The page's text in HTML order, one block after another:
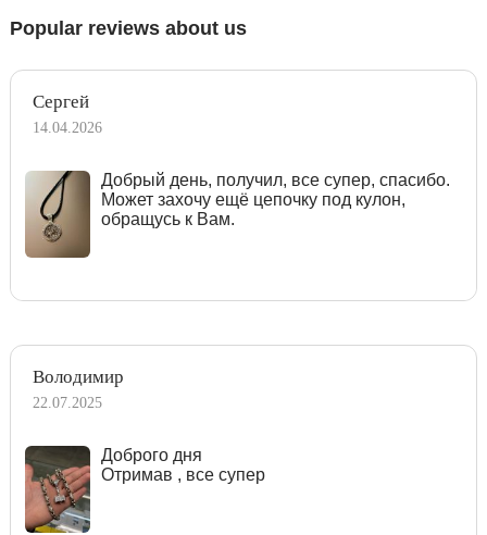
Popular reviews about us
Сергей
14.04.2026
Добрый день, получил, все супер, спасибо.
Может захочу ещё цепочку под кулон,
обращусь к Вам.
Володимир
22.07.2025
Доброго дня
Отримав , все супер